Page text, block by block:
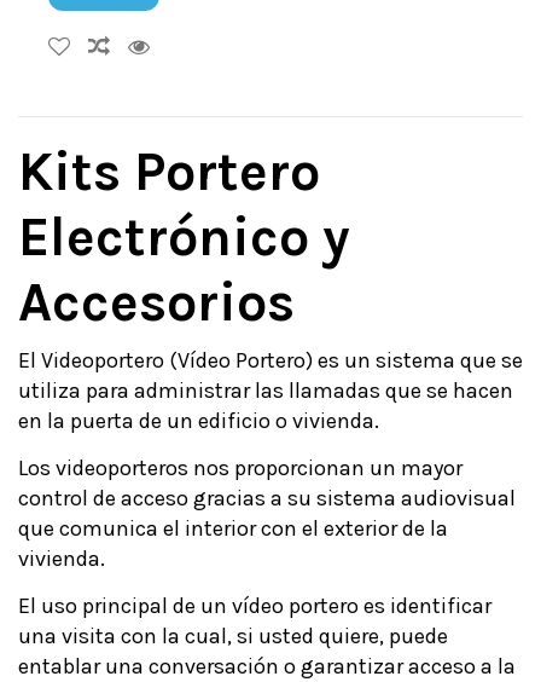
Kits Portero
Electrónico y
Accesorios
El Videoportero (Vídeo Portero) es un sistema que se
utiliza para administrar las llamadas que se hacen
en la puerta de un edificio o vivienda.
Los videoporteros nos proporcionan un mayor
control de acceso gracias a su sistema audiovisual
que comunica el interior con el exterior de la
vivienda.
El uso principal de un vídeo portero es identificar
una visita con la cual, si usted quiere, puede
entablar una conversación o garantizar acceso a la